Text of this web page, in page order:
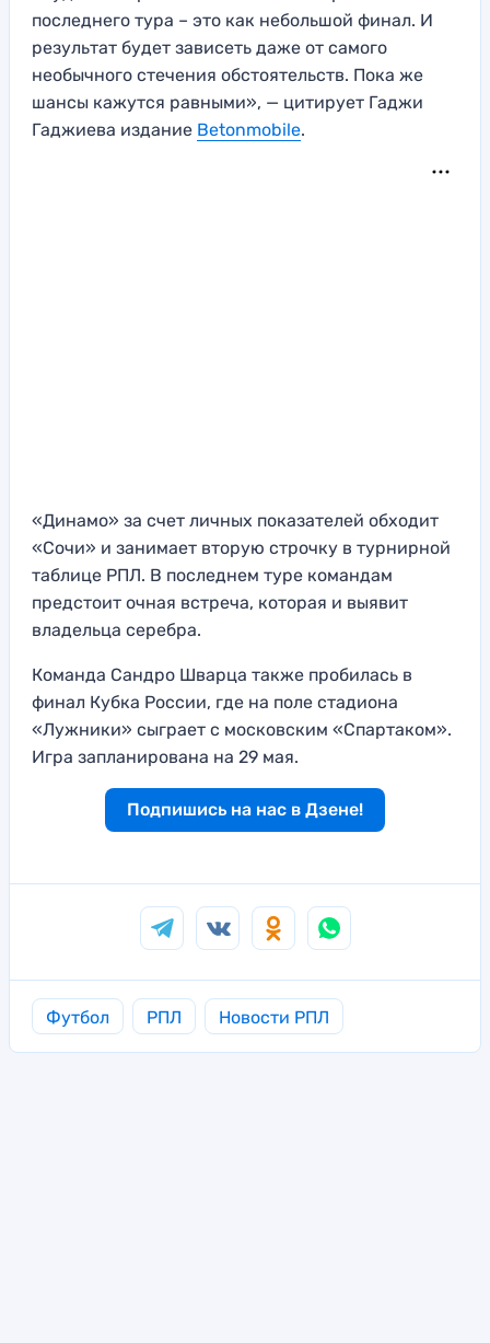
последнего тура – это как небольшой финал. И
результат будет зависеть даже от самого
необычного стечения обстоятельств. Пока же
шансы кажутся равными», — цитирует Гаджи
Гаджиева издание Betonmobile.
«Динамо» за счет личных показателей обходит
«Сочи» и занимает вторую строчку в турнирной
таблице РПЛ. В последнем туре командам
предстоит очная встреча, которая и выявит
владельца серебра.
Команда Сандро Шварца также пробилась в
финал Кубка России, где на поле стадиона
«Лужники» сыграет с московским «Спартаком».
Игра запланирована на 29 мая.
Подпишись на нас в Дзене!
Футбол РПЛ Новости РПЛ